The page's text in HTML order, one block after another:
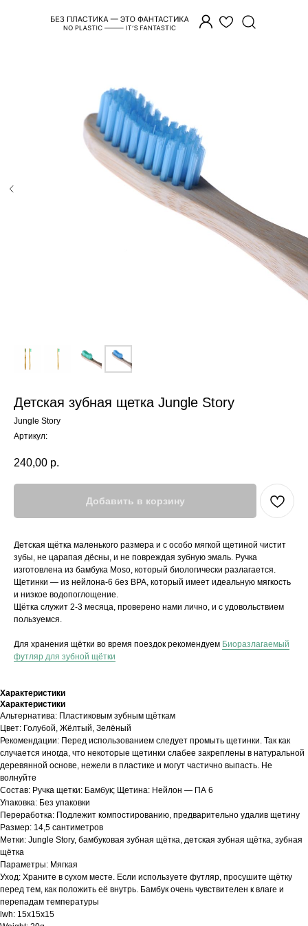
Детская зубная щетка Jungle Story
Jungle Story
Артикул:
240,00 р.
Добавить в корзину
Детская щётка маленького размера и с особо мягкой щетиной чистит
зубы, не царапая дёсны, и не повреждая зубную эмаль. Ручка
изготовлена из бамбука Moso, который биологически разлагается.
Щетинки — из нейлона-6 без BPA, который имеет идеальную мягкость
и низкое водопоглощение.
Щётка служит 2-3 месяца, проверено нами лично, и с удовольствием
пользуемся.
Для хранения щётки во время поездок рекомендуем Биоразлагаемый
футляр для зубной щётки
Характеристики
Характеристики
Альтернатива: Пластиковым зубным щёткам
Цвет: Голубой, Жёлтый, Зелёный
Рекомендации: Перед использованием следует промыть щетинки. Так как
случается иногда, что некоторые щетинки слабее закреплены в натуральной
деревянной основе, нежели в пластике и могут частично выпасть. Не
волнуйте
Состав: Ручка щетки: Бамбук; Щетина: Нейлон — ПА 6
Упаковка: Без упаковки
Переработка: Подлежит компостированию, предварительно удалив щетину
Размер: 14,5 сантиметров
Метки: Jungle Story, бамбуковая зубная щётка, детская зубная щётка, зубная
щётка
Параметры: Мягкая
Уход: Храните в сухом месте. Если используете футляр, просушите щётку
перед тем, как положить её внутрь. Бамбук очень чувствителен к влаге и
перепадам температуры
lwh: 15x15x15